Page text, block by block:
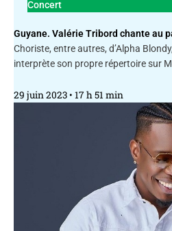
Concert
Guyane. Valérie Tribord chante au
Choriste, entre autres, d’Alpha
interprète son propre répertoire sur
29 juin 2023 17 h 51 min